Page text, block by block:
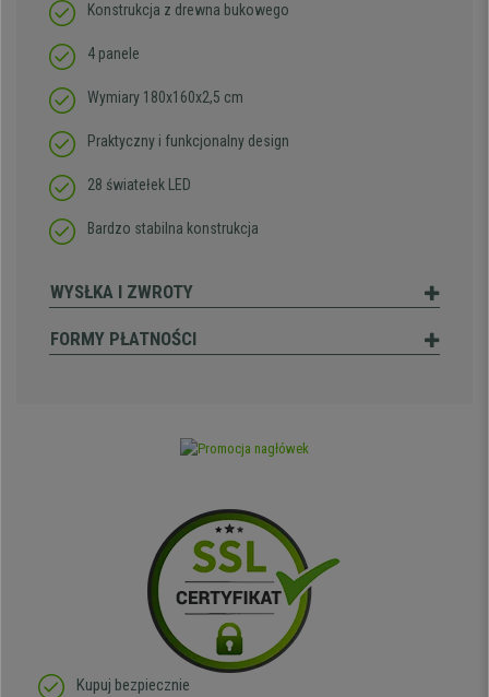
Konstrukcja z drewna bukowego
4 panele
Wymiary 180x160x2,5 cm
Praktyczny i funkcjonalny design
28 światełek LED
Bardzo stabilna konstrukcja
WYSŁKA I ZWROTY
FORMY PŁATNOŚCI
Kupuj bezpiecznie